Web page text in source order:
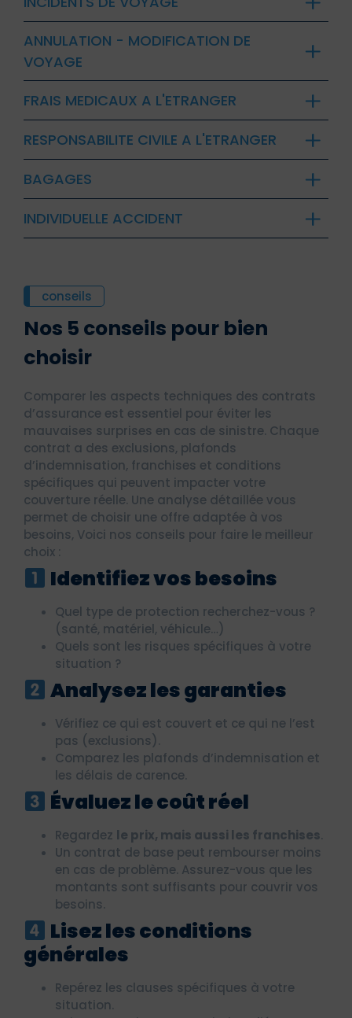
ANNULATION - MODIFICATION DE
VOYAGE
FRAIS MEDICAUX A L'ETRANGER
RESPONSABILITE CIVILE A L'ETRANGER
BAGAGES
INDIVIDUELLE ACCIDENT
conseils
Nos 5 conseils pour bien
choisir
Comparer les aspects techniques des contrats
d’assurance est essentiel pour éviter les
mauvaises surprises en cas de sinistre. Chaque
contrat a des exclusions, plafonds
d’indemnisation, franchises et conditions
spécifiques qui peuvent impacter votre
couverture réelle. Une analyse détaillée vous
permet de choisir une offre adaptée à vos
besoins, Voici nos conseils pour faire le meilleur
choix :
Identifiez vos besoins
Quel type de protection recherchez-vous ?
(santé, matériel, véhicule…)
Quels sont les risques spécifiques à votre
situation ?
Analysez les garanties
Vérifiez ce qui est couvert et ce qui ne l’est
pas (exclusions).
Comparez les plafonds d’indemnisation et
les délais de carence.
Évaluez le coût réel
Regardez le prix, mais aussi les franchises.
Un contrat de base peut rembourser moins
en cas de problème. Assurez-vous que les
montants sont suffisants pour couvrir vos
besoins.
Lisez les conditions
générales
Repérez les clauses spécifiques à votre
situation.